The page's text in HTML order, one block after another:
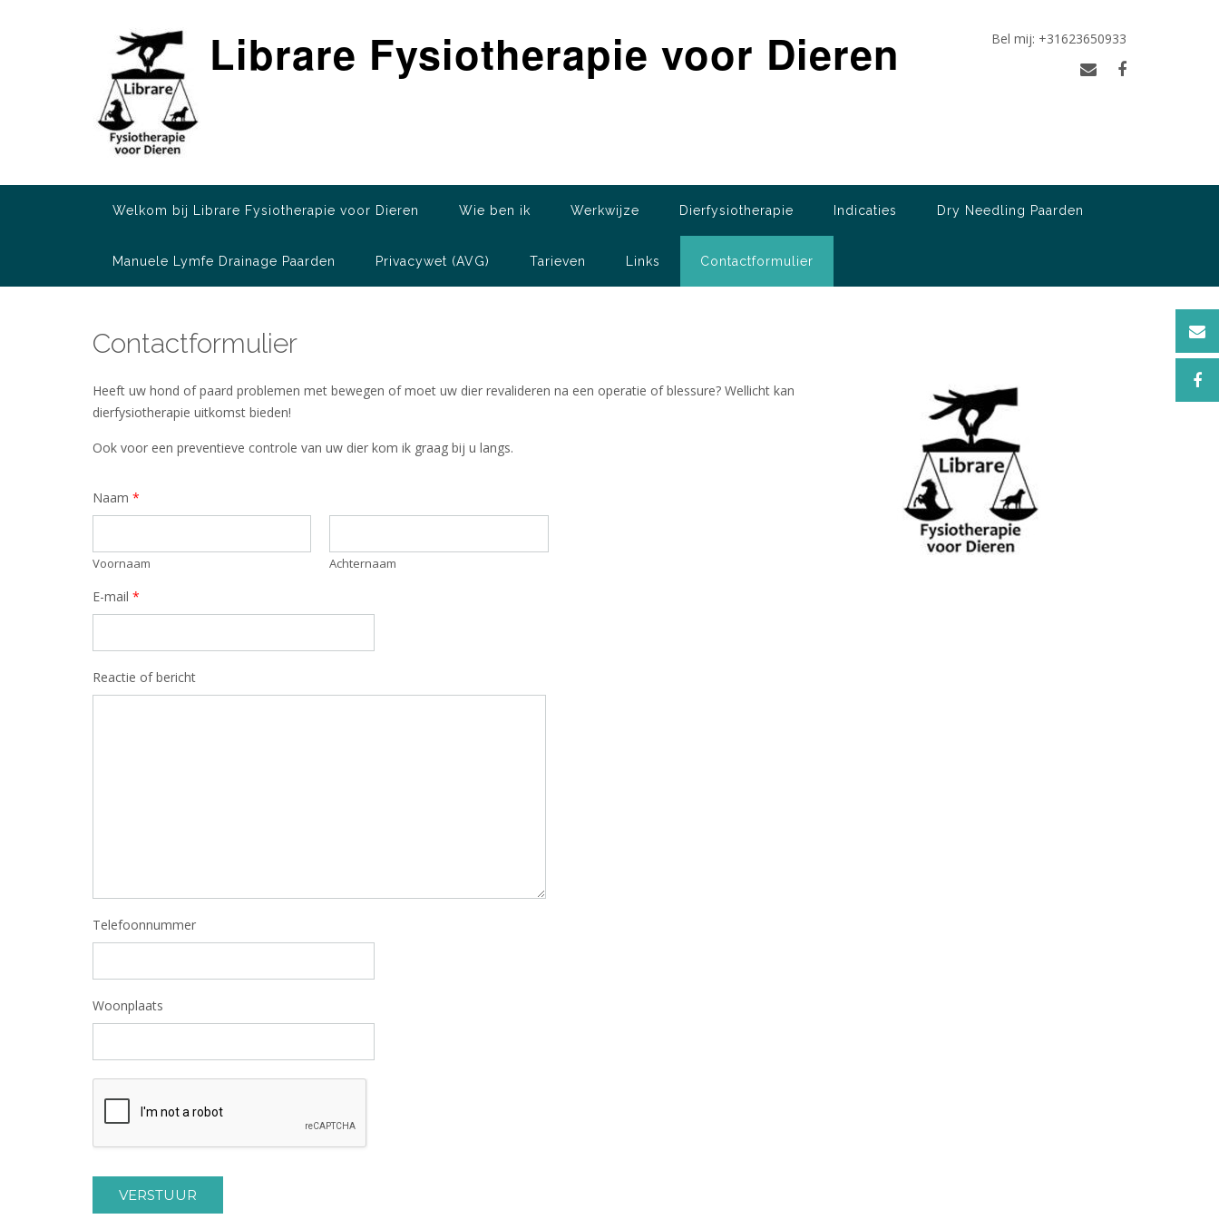
Librare Fysiotherapie voor Dieren Bel mij: +31623650933
Welkom bij Librare Fysiotherapie voor Dieren Wie ben ik Werkwijze Dierfysiotherapie Indicaties Dry Needling Paarden
Manuele Lymfe Drainage Paarden Privacywet (AVG) Tarieven Links Contactformulier
Contactformulier
Heeft uw hond of paard problemen met bewegen of moet uw dier revalideren na een operatie of blessure? Wellicht kan
dierfysiotherapie uitkomst bieden!
Ook voor een preventieve controle van uw dier kom ik graag bij u langs.
Naam *
Voornaam Achternaam
E-mail *
Reactie of bericht
Telefoonnummer
Woonplaats
VERSTUUR